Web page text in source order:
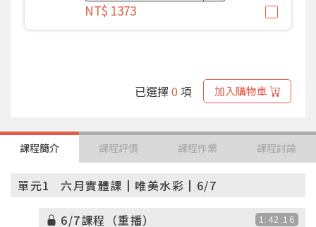
NT$ 1373
已選擇0 項 加入購物車
課程簡介 課程評價 課程作業 課程討論
單元1 六月實體課┃唯美水彩┃6/7
6/7課程（重播） 1:42:16